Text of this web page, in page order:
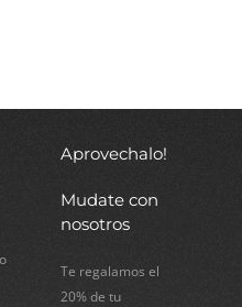
Aprovechalo!
Mudate con
nosotros
Te regalamos el
20% de tu